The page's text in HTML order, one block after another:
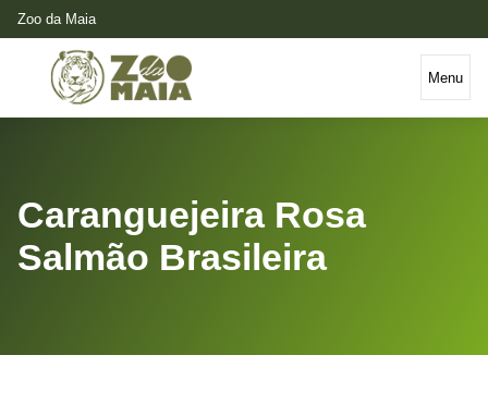
Zoo da Maia
Menu
Caranguejeira Rosa
Salmão Brasileira